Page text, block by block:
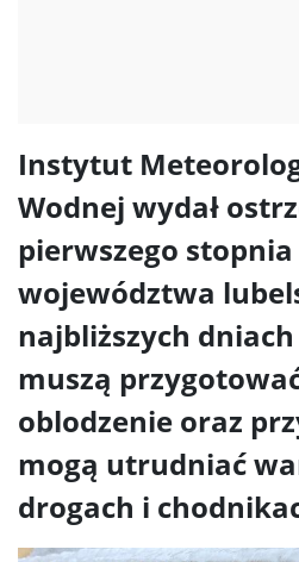
Instytut
Wodnej wydał
pierwszego stopnia
województwa
najbliższych
muszą
oblodzenie oraz
mogą utrudniać
drogach i